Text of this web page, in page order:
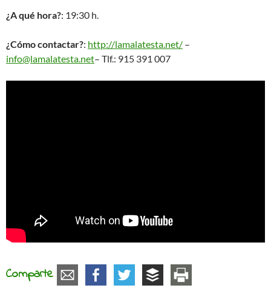
¿A qué hora?: 19:30 h.
¿Cómo contactar?: http://lamalatesta.net/ –
info@lamalatesta.net– Tlf.: 915 391 007
Comparte